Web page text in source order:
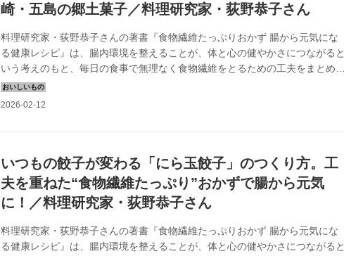
崎・五島の郷土菓子／料理研究家・荻野恭子さん
料理研究家・荻野恭子さんの著書『食物繊維たっぷりおかず 腸から元気にな
る健康レシピ』は、腸内環境を整えることが、体と心の健やかさにつながると
いう考えのもと、毎日の食事で無理なく食物繊維をとるための工夫をまとめた
一冊です。身近な食材で、簡単に。がんばりすぎず、続けられるレシピが紹介
されています。今回は、本書のなかから長崎県の五島地方の郷土食「かんころ
いつもの餃子が変わる「にら玉餃子」のつくり方。工
夫を重ねた“食物繊維たっぷり”おかずで腸から元気
に！／料理研究家・荻野恭子さん
料理研究家・荻野恭子さんの著書『食物繊維たっぷりおかず 腸から元気にな
る健康レシピ』は、腸内環境を整えることが、体と心の健やかさにつながると